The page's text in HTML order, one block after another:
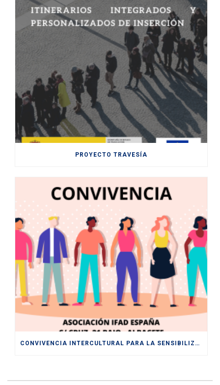
PROYECTO TRAVESÍA
CONVIVENCIA INTERCULTURAL PARA LA SENSIBILIZACIÓN HACIA UNA SOCIEDAD PLURAL Y DIVERSA ENTRE LOS Y LAS JÓVENES